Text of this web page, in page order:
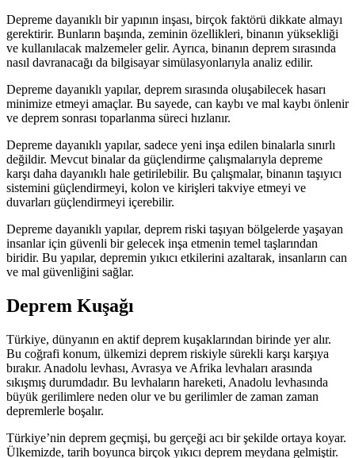
Depreme dayanıklı bir yapının inşası, birçok faktörü dikkate almayı
gerektirir. Bunların başında, zeminin özellikleri, binanın yüksekliği
ve kullanılacak malzemeler gelir. Ayrıca, binanın deprem sırasında
nasıl davranacağı da bilgisayar simülasyonlarıyla analiz edilir.
Depreme dayanıklı yapılar, deprem sırasında oluşabilecek hasarı
minimize etmeyi amaçlar. Bu sayede, can kaybı ve mal kaybı önlenir
ve deprem sonrası toparlanma süreci hızlanır.
Depreme dayanıklı yapılar, sadece yeni inşa edilen binalarla sınırlı
değildir. Mevcut binalar da güçlendirme çalışmalarıyla depreme
karşı daha dayanıklı hale getirilebilir. Bu çalışmalar, binanın taşıyıcı
sistemini güçlendirmeyi, kolon ve kirişleri takviye etmeyi ve
duvarları güçlendirmeyi içerebilir.
Depreme dayanıklı yapılar, deprem riski taşıyan bölgelerde yaşayan
insanlar için güvenli bir gelecek inşa etmenin temel taşlarından
biridir. Bu yapılar, depremin yıkıcı etkilerini azaltarak, insanların can
ve mal güvenliğini sağlar.
Deprem Kuşağı
Türkiye, dünyanın en aktif deprem kuşaklarından birinde yer alır.
Bu coğrafi konum, ülkemizi deprem riskiyle sürekli karşı karşıya
bırakır. Anadolu levhası, Avrasya ve Afrika levhaları arasında
sıkışmış durumdadır. Bu levhaların hareketi, Anadolu levhasında
büyük gerilimlere neden olur ve bu gerilimler de zaman zaman
depremlerle boşalır.
Türkiye’nin deprem geçmişi, bu gerçeği acı bir şekilde ortaya koyar.
Ülkemizde, tarih boyunca birçok yıkıcı deprem meydana gelmiştir.